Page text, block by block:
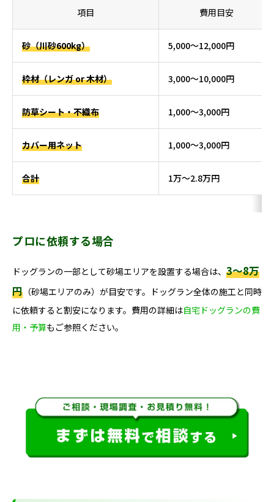
項目 費用目安
砂（川砂600kg） 5,000〜12,000円
枠材（レンガ or 木材） 3,000〜10,000円
防草シート・不織布 1,000〜3,000円
カバー用ネット 1,000〜3,000円
合計 1万〜2.8万円
プロに依頼する場合
ドッグランの一部として砂場エリアを設置する場合は、 3〜8万
円 （砂場エリアのみ）が目安です。ドッグラン全体の施工と同時
に依頼すると割安になります。費用の詳細は自宅ドッグランの費
用・予算もご参照ください。